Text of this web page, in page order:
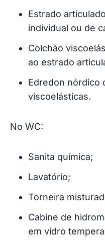
Estrado
individual ou de
Colchão
ao estrado
Edredon nórdico
viscoelásticas.
No WC:
Sanita química;
Lavatório;
Torneira
Cabine de
em vidro